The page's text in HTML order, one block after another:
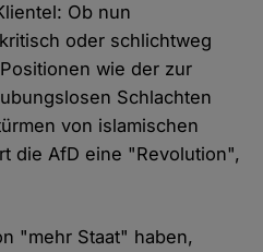
Ob nun
oder schlichtweg
wie der zur
Schlachten
von islamischen
die AfD eine "Revolution",
"mehr Staat" haben,